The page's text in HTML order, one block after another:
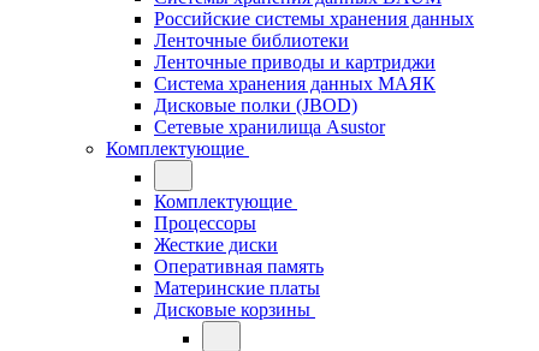
Российские системы хранения данных
Ленточные библиотеки
Ленточные приводы и картриджи
Система хранения данных МАЯК
Дисковые полки (JBOD)
Сетевые хранилища Asustor
Комплектующие
Комплектующие
Процессоры
Жесткие диски
Оперативная память
Материнские платы
Дисковые корзины